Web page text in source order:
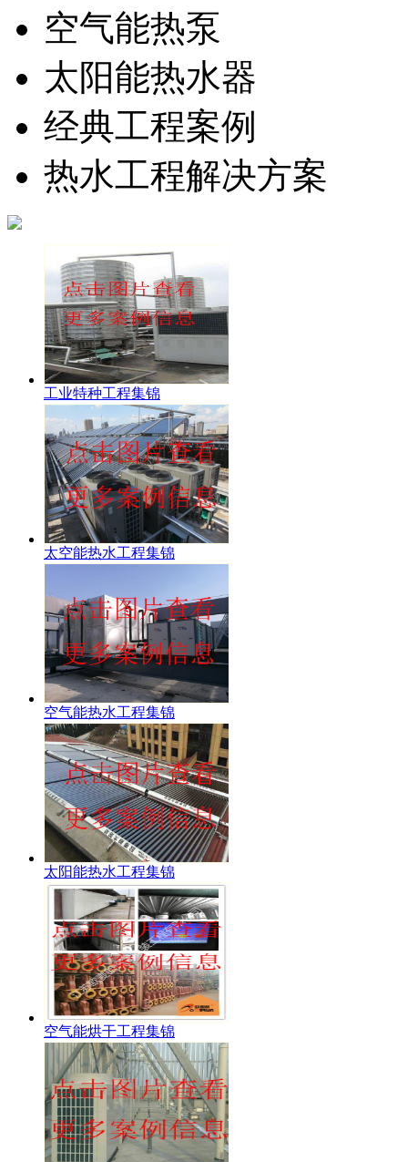
空气能热泵
太阳能热水器
经典工程案例
热水工程解决方案
工业特种工程集锦
太空能热水工程集锦
空气能热水工程集锦
太阳能热水工程集锦
空气能烘干工程集锦